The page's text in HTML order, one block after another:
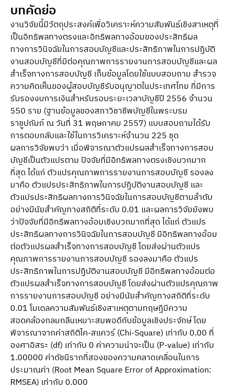
บทคัดย่อ
งานวิจัยนี้มีวัตถุประสงค์เพื่อวิเคราะห์ความสัมพันธ์เชิงสาเหตุที่
เป็นอิทธิพลทางตรงและอิทธิพลทางอ้อมของประสิทธิผล
ทางการวินิจฉัยในการสอบบัญชีและประสิทธิภาพในการปฏิบัติ
งานสอบบัญชีที่มีต่อคุณภาพการรายงานการสอบบัญชีและผล
สำเร็จทางการสอบบัญชี เก็บข้อมูลโดยใช้แบบสอบถาม สำรวจ
ความคิดเห็นของผู้สอบบัญชีรับอนุญาตในประเทศไทย ที่มีการ
รับรองงบการเงินสำหรับรอบระยะเวลาบัญชีปี 2556 จำนวน
550 ราย (ฐานข้อมูลของสภาวิชาชีพบัญชีในพระบรม
ราชูปถัมภ์ ณ วันที่ 31 พฤษภาคม 2557) แบบสอบถามได้รับ
การตอบกลับและใช้ในการวิเคราะห์จำนวน 225 ชุด
ผลการวิจัยพบว่า เมื่อพิจารณาตัวแปรผลสำเร็จทางการสอบ
บัญชีเป็นตัวแปรตาม ปัจจัยที่มีอิทธิพลทางตรงเชิงบวกมาก
ที่สุด ได้แก่ ตัวแปรคุณภาพการรายงานการสอบบัญชี รองลง
มาคือ ตัวแปรประสิทธิภาพในการปฏิบัติงานสอบบัญชี และ
ตัวแปรประสิทธิผลทางการวินิจฉัยในการสอบบัญชีตามลำดับ
อย่างมีนัยสำคัญทางสถิติที่ระดับ 0.01 และผลการวิจัยยังพบ
ว่าปัจจัยที่มีอิทธิพลทางอ้อมเชิงบวกมากที่สุด ได้แก่ ตัวแปร
ประสิทธิผลทางการวินิจฉัยในการสอบบัญชี มีอิทธิพลทางอ้อม
ต่อตัวแปรผลสำเร็จทางการสอบบัญชี โดยส่งผ่านตัวแปร
คุณภาพการรายงานการสอบบัญชี รองลงมาคือ ตัวแปร
ประสิทธิภาพในการปฏิบัติงานสอบบัญชี มีอิทธิพลทางอ้อมต่อ
ตัวแปรผลสำเร็จทางการสอบบัญชี โดยส่งผ่านตัวแปรคุณภาพ
การรายงานการสอบบัญชี อย่างมีนัยสำคัญทางสถิติที่ระดับ
0.01 โมเดลความสัมพันธ์เชิงสาเหตุตามทฤษฎีมีความ
สอดคล้องกลมกลืนเหมาะสมพอดีกับข้อมูลเชิงประจักษ์ โดย
พิจารณาจากค่าสถิติไค-สแควร์ (Chi-Square) เท่ากับ 0.00 ที่
องศาอิสระ (df) เท่ากับ 0 ค่าความน่าจะเป็น (P-value) เท่ากับ
1.00000 ค่าดัชนีรากที่สองของความคลาดเคลื่อนในการ
ประมาณค่า (Root Mean Square Error of Approximation:
RMSEA) เท่ากับ 0.000